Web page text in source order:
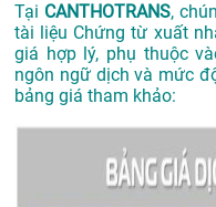
Tại CANTHOTRANS,
tài liệu Chứng từ xuất
giá hợp lý, phụ thuộc
ngôn ngữ dịch và mức
bảng giá tham khảo: